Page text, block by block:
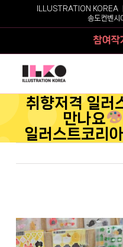
ILLUSTRATION KOREA ㅣ
송도컨벤시
참여작
취향저격 일러
만나요
일러스트코리